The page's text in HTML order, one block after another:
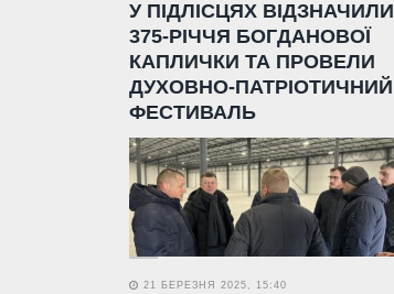
У ПІДЛІСЦЯХ ВІДЗНАЧИЛИ
375-РІЧЧЯ БОГДАНОВОЇ
КАПЛИЧКИ ТА ПРОВЕЛИ
ДУХОВНО-ПАТРІОТИЧНИЙ
ФЕСТИВАЛЬ
21 БЕРЕЗНЯ 2025, 15:40